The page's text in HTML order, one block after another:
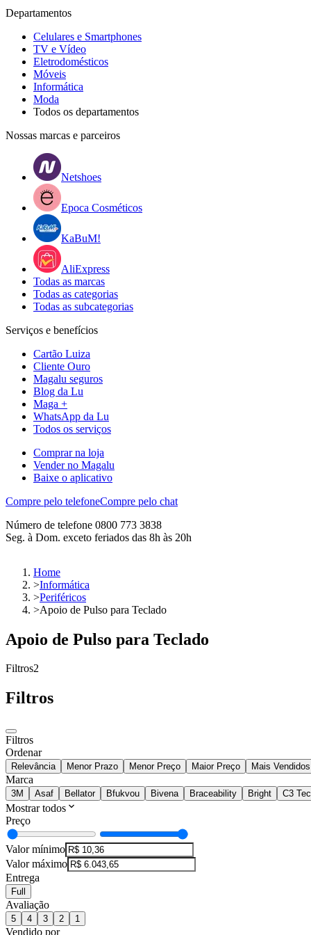
Departamentos
Celulares e Smartphones
TV e Vídeo
Eletrodomésticos
Móveis
Informática
Moda
Todos os departamentos
Nossas marcas e parceiros
Netshoes
Epoca Cosméticos
KaBuM!
AliExpress
Todas as marcas
Todas as categorias
Todas as subcategorias
Serviços e benefícios
Cartão Luiza
Cliente Ouro
Magalu seguros
Blog da Lu
Maga +
WhatsApp da Lu
Todos os serviços
Comprar na loja
Vender no Magalu
Baixe o aplicativo
Compre pelo telefoneCompre pelo chat
Número de telefone 0800 773 3838
Seg. à Dom. exceto feriados das 8h às 20h
Home
>Informática
>Periféricos
>Apoio de Pulso para Teclado
Apoio de Pulso para Teclado
Filtros2
Filtros
Filtros
Ordenar
Relevância Menor Prazo Menor Preço Maior Preço Mais Vendidos
Marca
3M Asaf Bellator Bfukvou Bivena Braceability Bright C3
Mostrar todos
Preço
Valor mínimo
Valor máximo
Entrega
Full
Avaliação
5 4 3 2 1
Vendido por